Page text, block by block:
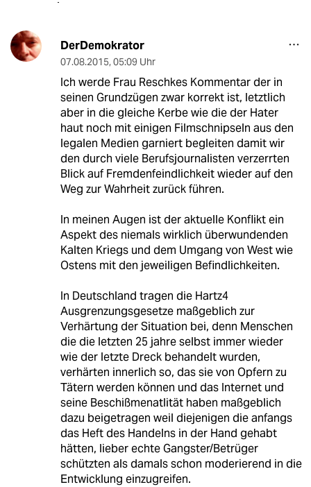
DerDemokrator
07.08.2015, 05:09 Uhr
Ich werde Frau Reschkes Kommentar der in
seinen Grundzügen zwar korrekt ist, letztlich
aber in die gleiche Kerbe wie die der Hater
haut noch mit einigen Filmschnipseln aus den
legalen Medien garniert begleiten damit wir
den durch viele Berufsjournalisten verzerrten
Blick auf Fremdenfeindlichkeit wieder auf den
Weg zur Wahrheit zurück führen.
In meinen Augen ist der aktuelle Konflikt ein
Aspekt des niemals wirklich überwundenden
Kalten Kriegs und dem Umgang von West wie
Ostens mit den jeweiligen Befindlichkeiten.
In Deutschland tragen die Hartz4
Ausgrenzungsgesetze maßgeblich zur
Verhärtung der Situation bei, denn Menschen
die die letzten 25 jahre selbst immer wieder
wie der letzte Dreck behandelt wurden,
verhärten innerlich so, das sie von Opfern zu
Tätern werden können und das Internet und
seine Beschißmenatlität haben maßgeblich
dazu beigetragen weil diejenigen die anfangs
das Heft des Handelns in der Hand gehabt
hätten, lieber echte Gangster/Betrüger
schützten als damals schon moderierend in die
Entwicklung einzugreifen.